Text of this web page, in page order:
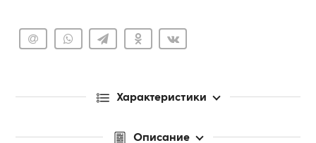
Характеристики
Описание